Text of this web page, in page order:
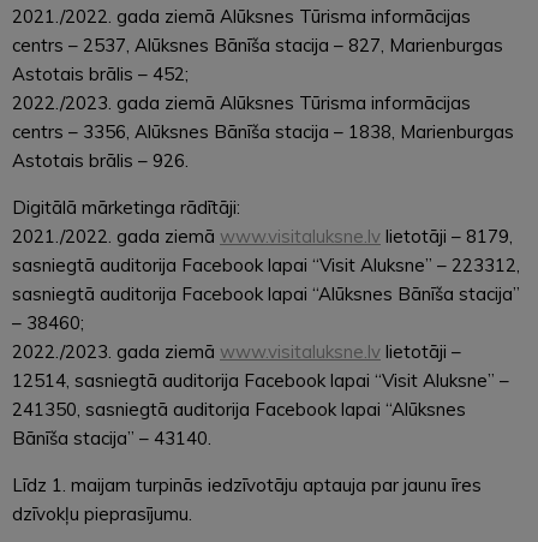
2021./2022. gada ziemā Alūksnes Tūrisma informācijas
centrs – 2537, Alūksnes Bānīša stacija – 827, Marienburgas
Astotais brālis – 452;
2022./2023. gada ziemā Alūksnes Tūrisma informācijas
centrs – 3356, Alūksnes Bānīša stacija – 1838, Marienburgas
Astotais brālis – 926.
Digitālā mārketinga rādītāji:
2021./2022. gada ziemā www.visitaluksne.lv lietotāji – 8179,
sasniegtā auditorija Facebook lapai “Visit Aluksne” – 223312,
sasniegtā auditorija Facebook lapai “Alūksnes Bānīša stacija”
– 38460;
2022./2023. gada ziemā www.visitaluksne.lv lietotāji –
12514, sasniegtā auditorija Facebook lapai “Visit Aluksne” –
241350, sasniegtā auditorija Facebook lapai “Alūksnes
Bānīša stacija” – 43140.
Līdz 1. maijam turpinās iedzīvotāju aptauja par jaunu īres
dzīvokļu pieprasījumu.